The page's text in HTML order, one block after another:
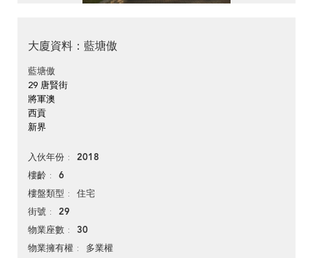
大廈資料：藍塘傲
藍塘傲
29 唐賢街
將軍澳
西貢
新界
入伙年份 2018
樓齡 6
樓盤類型 住宅
街號 29
物業座數 30
物業擁有權 多業權